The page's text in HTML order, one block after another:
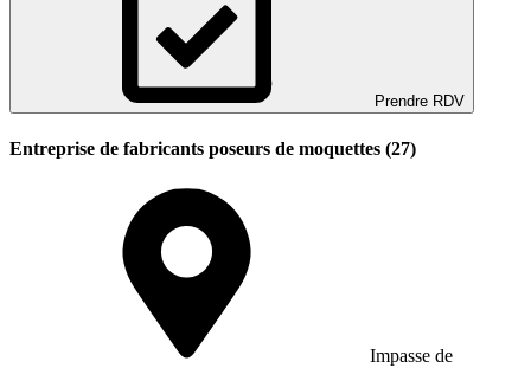
Prendre RDV
Entreprise de fabricants poseurs de moquettes (27)
Impasse de